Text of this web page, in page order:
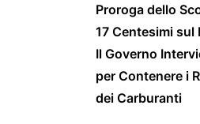
Proroga dello
17 Centesimi sul
Il Governo
per Contenere i
dei Carburanti